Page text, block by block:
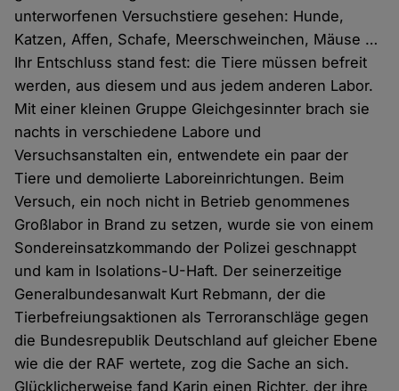
unterworfenen Versuchstiere gesehen: Hunde,
Katzen, Affen, Schafe, Meerschweinchen, Mäuse …
Ihr Entschluss stand fest: die Tiere müssen befreit
werden, aus diesem und aus jedem anderen Labor.
Mit einer kleinen Gruppe Gleichgesinnter brach sie
nachts in verschiedene Labore und
Versuchsanstalten ein, entwendete ein paar der
Tiere und demolierte Laboreinrichtungen. Beim
Versuch, ein noch nicht in Betrieb genommenes
Großlabor in Brand zu setzen, wurde sie von einem
Sondereinsatzkommando der Polizei geschnappt
und kam in Isolations-U-Haft. Der seinerzeitige
Generalbundesanwalt Kurt Rebmann, der die
Tierbefreiungsaktionen als Terroranschläge gegen
die Bundesrepublik Deutschland auf gleicher Ebene
wie die der RAF wertete, zog die Sache an sich.
Glücklicherweise fand Karin einen Richter, der ihre